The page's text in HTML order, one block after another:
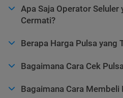
Apa Saja Operator Seluler
Cermati?
Berapa Harga Pulsa yang
Bagaimana Cara Cek
Bagaimana Cara Membeli